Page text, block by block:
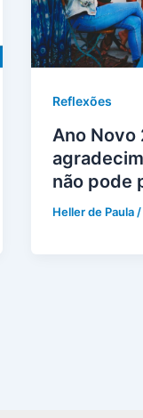
Reflexões
Ano Novo
não pode
Heller de Paula /